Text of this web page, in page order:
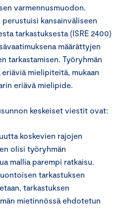
varmennusmuodon.
kansainväliseen
tarkastuksesta (ISRE 2400)
määrättyjen
tarkastamisen. Työryhmän
mielipiteitä, mukaan
eriävä mielipide.
keskeiset viestit ovat:
koskevien rajojen
olisi työryhmän
mallia parempi ratkaisu.
tarkastuksen
tarkastuksen
mietinnössä ehdotetun